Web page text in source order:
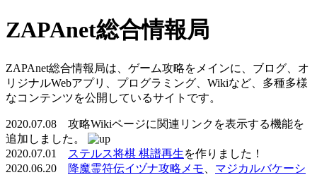
ZAPAnet総合情報局
ZAPAnet総合情報局は、ゲーム攻略をメインに、ブログ、オ
リジナルWebアプリ、プログラミング、Wikiなど、多種多様
なコンテンツを公開しているサイトです。
2020.07.08 攻略Wikiページに関連リンクを表示する機能を
追加しました。
2020.07.01
ステルス将棋 棋譜再生を作りました！
2020.06.20
降魔霊符伝イヅナ攻略メモ
マジカルバケーシ